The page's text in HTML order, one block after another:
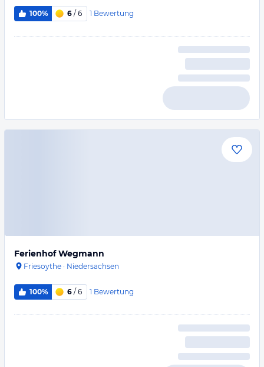
100% 6 / 6 1 Bewertung
Ferienhof Wegmann
Friesoythe · Niedersachsen
100% 6 / 6 1 Bewertung